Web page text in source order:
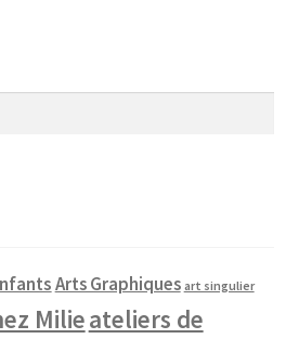
Arts Graphiques art singulier
Milieateliers de